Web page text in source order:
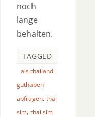
noch
lange
behalten.
TAGGED
ais thailand
guthaben
abfragen, thai
sim, thai sim